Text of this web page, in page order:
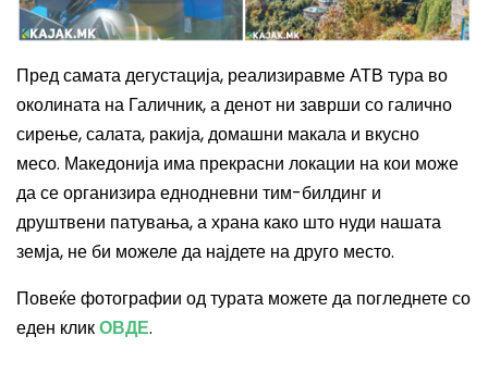
Пред самата дегустација, реализиравме АТВ тура во
околината на Галичник, а денот ни заврши со галично
сирење, салата, ракија, домашни макала и вкусно
месо. Македонија има прекрасни локации на кои може
да се организира еднодневни тим-билдинг и
друштвени патувања, а храна како што нуди нашата
земја, не би можеле да најдете на друго место.
Повеќе фотографии од турата можете да погледнете со
еден кликОВДЕ.